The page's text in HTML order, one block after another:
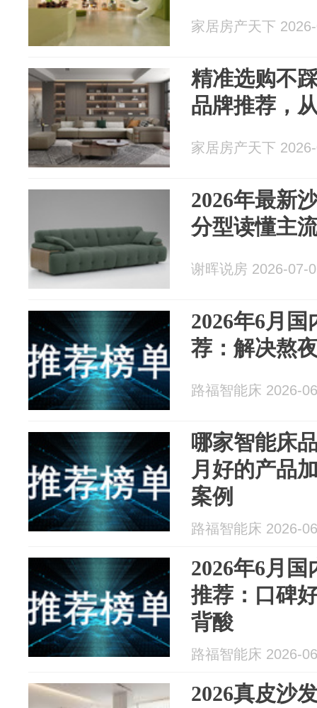
家居房产天下
精准选购不
品牌推荐，
家居房产天下
2026年最新
分型读懂主
谢晖说房 2026-07-
2026年6月
荐：解决熬
路福智能床 2026-
哪家智能床
月好的产品
案例
路福智能床 2026-
2026年6月
推荐：口碑
背酸
路福智能床 2026-
2026真皮沙